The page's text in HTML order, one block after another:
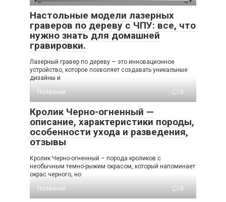
Настольные модели лазерных
граверов по дереву с ЧПУ: все, что
нужно знать для домашней
гравировки.
Лазерный гравер по дереву — это инновационное
устройство, которое позволяет создавать уникальные
дизайны и
Полезное
0
Кролик Черно-огненный —
описание, характеристики породы,
особенности ухода и разведения,
отзывы
Кролик Черно-огненный – порода кроликов с
необычным темно-рыжим окрасом, который напоминает
окрас черного, но
Полезное
0